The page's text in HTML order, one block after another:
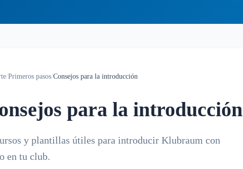
/Primeros pasos/Consejos para la introducción
para la introducción
y plantillas útiles para introducir Klubraum con
en tu club.